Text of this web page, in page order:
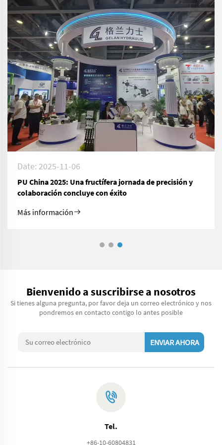
Date: 2025-11-06
PU China 2025: Una fructífera jornada de precisión y
colaboración concluye con éxito
Más información
Bienvenido a suscribirse a nosotros
Si tienes alguna pregunta, por favor deja un correo electrónico y nos
pondremos en contacto contigo lo antes posible
ENVIAR AHORA
Tel.
+86-10-60804831